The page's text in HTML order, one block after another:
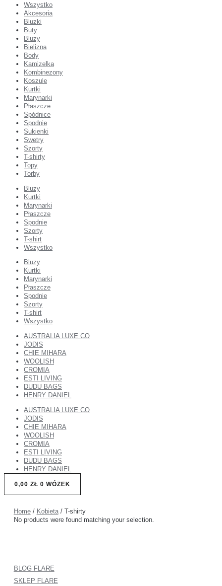
Wszystko
Akcesoria
Bluzki
Buty
Bluzy
Bielizna
Body
Kamizelka
Kombinezony
Koszule
Kurtki
Marynarki
Płaszcze
Spódnice
Spodnie
Sukienki
Swetry
Szorty
T-shirty
Topy
Torby
Bluzy
Kurtki
Marynarki
Płaszcze
Spodnie
Szorty
T-shirt
Wszystko
Bluzy
Kurtki
Marynarki
Płaszcze
Spodnie
Szorty
T-shirt
Wszystko
AUSTRALIA LUXE CO
JODIS
CHIE MIHARA
WOOLISH
CROMIA
ESTI LIVING
DUDU BAGS
HENRY DANIEL
AUSTRALIA LUXE CO
JODIS
CHIE MIHARA
WOOLISH
CROMIA
ESTI LIVING
DUDU BAGS
HENRY DANIEL
0,00 ZŁ 0 WÓZEK
BLOG FLARE
SKLEP FLARE
Home/ Kobieta/ T-shirty
No products were found matching your selection.